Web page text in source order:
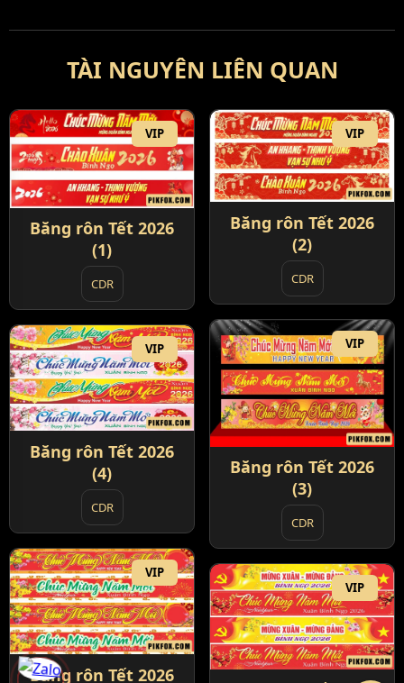
TÀI NGUYÊN LIÊN QUAN
VIP
Băng rôn Tết 2026
(1)
CDR
VIP
Băng rôn Tết 2026
(2)
CDR
VIP
Băng rôn Tết 2026
(3)
CDR
VIP
Băng rôn Tết 2026
(4)
CDR
VIP
Băng rôn Tết 2026
VIP